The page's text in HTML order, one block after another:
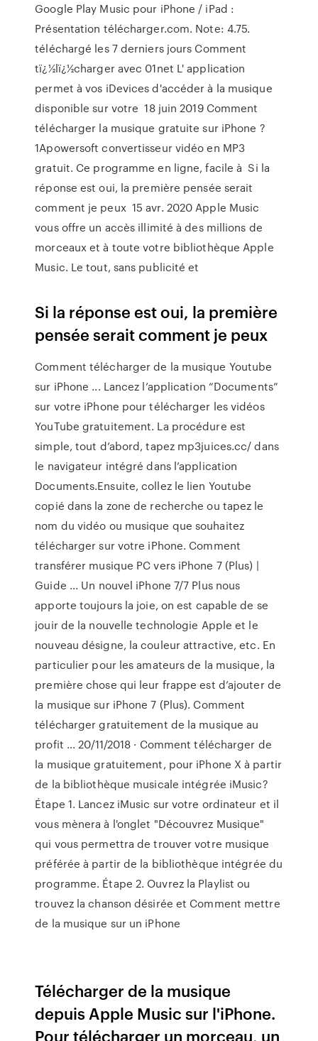
Google Play Music pour iPhone / iPad :
Présentation télécharger.com. Note: 4.75.
téléchargé les 7 derniers jours Comment
tï¿½lï¿½charger avec 01net L' application
permet à vos iDevices d'accéder à la musique
disponible sur votre 18 juin 2019 Comment
télécharger la musique gratuite sur iPhone ?
1Apowersoft convertisseur vidéo en MP3
gratuit. Ce programme en ligne, facile à Si la
réponse est oui, la première pensée serait
comment je peux 15 avr. 2020 Apple Music
vous offre un accès illimité à des millions de
morceaux et à toute votre bibliothèque Apple
Music. Le tout, sans publicité et
Si la réponse est oui, la première
pensée serait comment je peux
Comment télécharger de la musique Youtube
sur iPhone ... Lancez l’application “Documents”
sur votre iPhone pour télécharger les vidéos
YouTube gratuitement. La procédure est
simple, tout d’abord, tapez mp3juices.cc/ dans
le navigateur intégré dans l’application
Documents.Ensuite, collez le lien Youtube
copié dans la zone de recherche ou tapez le
nom du vidéo ou musique que souhaitez
télécharger sur votre iPhone. Comment
transférer musique PC vers iPhone 7 (Plus) |
Guide ... Un nouvel iPhone 7/7 Plus nous
apporte toujours la joie, on est capable de se
jouir de la nouvelle technologie Apple et le
nouveau désigne, la couleur attractive, etc. En
particulier pour les amateurs de la musique, la
première chose qui leur frappe est d’ajouter de
la musique sur iPhone 7 (Plus). Comment
télécharger gratuitement de la musique au
profit ... 20/11/2018 · Comment télécharger de
la musique gratuitement, pour iPhone X à partir
de la bibliothèque musicale intégrée iMusic?
Étape 1. Lancez iMusic sur votre ordinateur et il
vous mènera à l'onglet "Découvrez Musique"
qui vous permettra de trouver votre musique
préférée à partir de la bibliothèque intégrée du
programme. Étape 2. Ouvrez la Playlist ou
trouvez la chanson désirée et Comment mettre
de la musique sur un iPhone
Télécharger de la musique
depuis Apple Music sur l'iPhone.
Pour télécharger un morceau, un